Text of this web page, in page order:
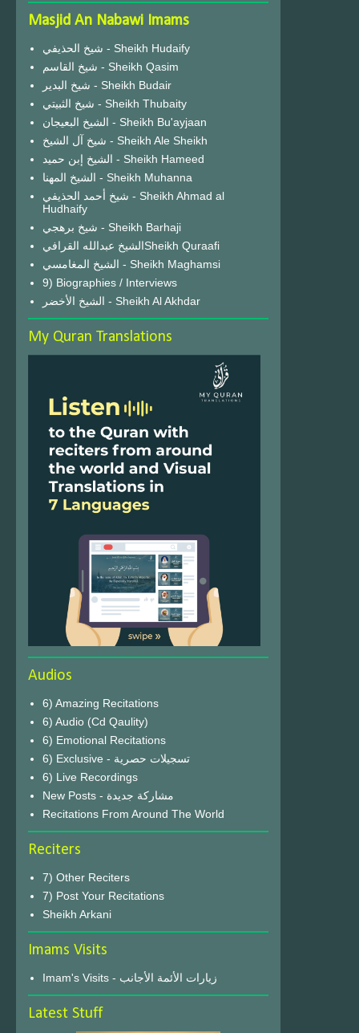
Masjid An Nabawi Imams
شيخ الحذيفي - Sheikh Hudaify
شيخ القاسم - Sheikh Qasim
شيخ البدير - Sheikh Budair
شيخ الثبيتي - Sheikh Thubaity
الشيخ البعيجان - Sheikh Bu'ayjaan
شيخ آل الشيخ - Sheikh Ale Sheikh
الشيخ إبن حميد - Sheikh Hameed
الشيخ المهنا - Sheikh Muhanna
شيخ أحمد الحذيفي - Sheikh Ahmad al
Hudhaify
شيخ برهجي - Sheikh Barhaji
الشيخ عبدالله القرافيSheikh Quraafi
الشيخ المغامسي - Sheikh Maghamsi
9) Biographies / Interviews
الشيخ الأخضر - Sheikh Al Akhdar
My Quran Translations
Audios
6) Amazing Recitations
6) Audio (Cd Qaulity)
6) Emotional Recitations
6) Exclusive - تسجيلات حصرية
6) Live Recordings
New Posts - مشاركة جديدة
Recitations From Around The World
Reciters
7) Other Reciters
7) Post Your Recitations
Sheikh Arkani
Imams Visits
Imam's Visits - زيارات الأئمة الأجانب
Latest Stuff